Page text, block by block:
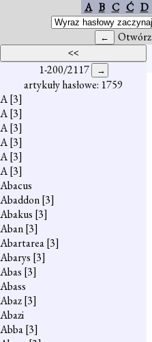
A B C Ć D
Otwórz
1-200/2117
artykuły hasłowe: 1759
A[3]
A[3]
A[3]
A[3]
A[3]
A[3]
Abacus
Abaddon[3]
Abakus [3]
Aban[3]
Abartarea[3]
Abarys [3]
Abas [3]
Abass
Abaz[3]
Abazi
Abba[3]